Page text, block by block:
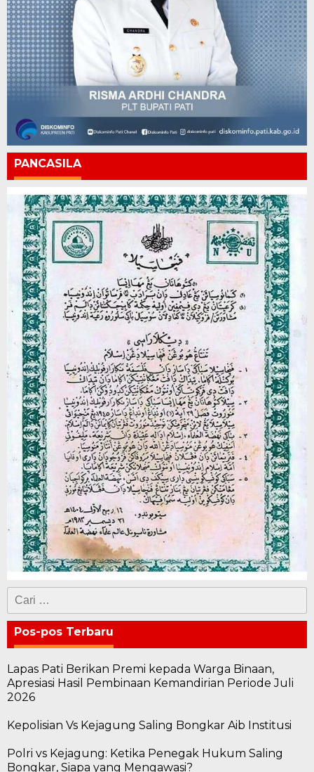
PANCASILA
Cari
untuk:
Pos-pos Terbaru
Lapas Pati Berikan Premi kepada Warga Binaan,
Apresiasi Hasil Pembinaan Kemandirian Periode Juli
2026
Kepolisian Vs Kejagung Saling Bongkar Aib Institusi
Polri vs Kejagung: Ketika Penegak Hukum Saling
Bongkar, Siapa yang Mengawasi?